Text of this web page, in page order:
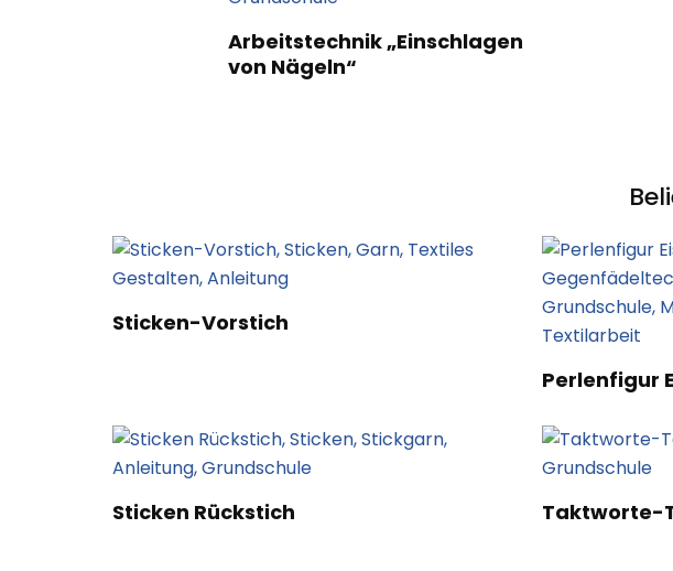
Arbeitstechnik „Einschlagen
von Nägeln“
Sticken-Vorstich
Perlenfigur
Sticken Rückstich Taktworte-